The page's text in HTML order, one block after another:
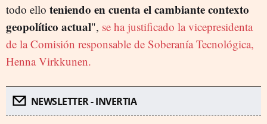
todo ello teniendo en cuenta el cambiante contexto
geopolítico actual", se ha justificado la vicepresidenta
de la Comisión responsable de Soberanía Tecnológica,
Henna Virkkunen.
NEWSLETTER - INVERTIA